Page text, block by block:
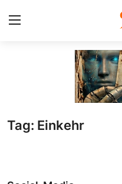
Galerie
Tag: Einkehr